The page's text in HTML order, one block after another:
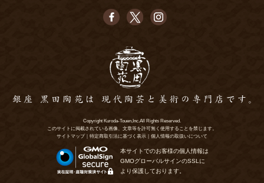
Copyright Kuroda-Touen,Inc.All Rights Reserved.
このサイトに掲載されている画像、文章等を許可無く使用することを禁じます。
サイトマップ
特定商取引法に基づく表示 個人情報の取扱いについて
本サイトでのお客様の個人情報は
GMOグローバルサインのSSLに
より保護しております。